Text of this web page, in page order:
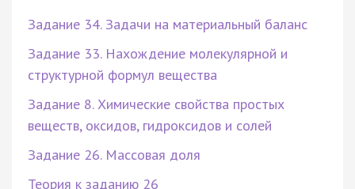
Задание 34. Задачи на материальный баланс
Задание 33. Нахождение молекулярной и
структурной формул вещества
Задание 8. Химические свойства простых
веществ, оксидов, гидроксидов и солей
Задание 26. Массовая доля
Теория к заданию 26